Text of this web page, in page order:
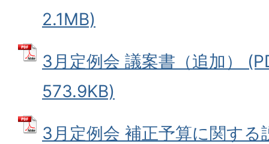
2.1MB)
3月定例会 議案書（追加）
573.9KB)
3月定例会 補正予算に関する